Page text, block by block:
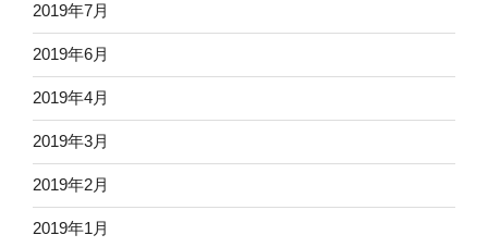
2019年7月
2019年6月
2019年4月
2019年3月
2019年2月
2019年1月